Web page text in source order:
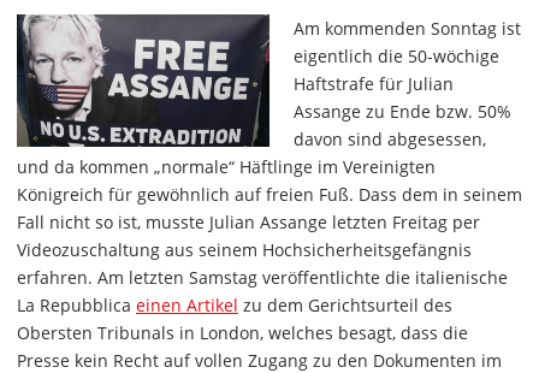
Am kommenden Sonntag ist
eigentlich die 50-wöchige
Haftstrafe für Julian
Assange zu Ende bzw. 50%
davon sind abgesessen,
und da kommen „normale“ Häftlinge im Vereinigten
Königreich für gewöhnlich auf freien Fuß. Dass dem in seinem
Fall nicht so ist, musste Julian Assange letzten Freitag per
Videozuschaltung aus seinem Hochsicherheitsgefängnis
erfahren. Am letzten Samstag veröffentlichte die italienische
La Repubblica einen Artikel zu dem Gerichtsurteil des
Obersten Tribunals in London, welches besagt, dass die
Presse kein Recht auf vollen Zugang zu den Dokumenten im